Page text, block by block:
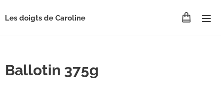
Les doigts de Caroline
Ballotin 375g